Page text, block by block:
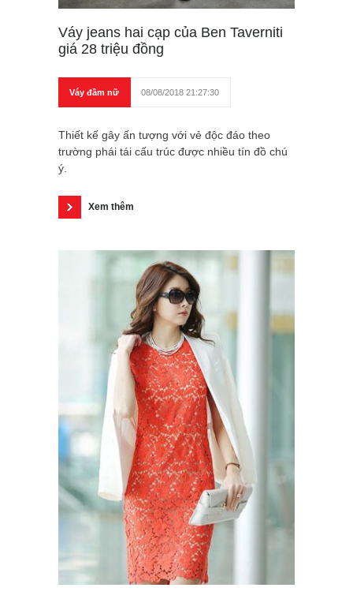
Váy jeans hai cạp của Ben Taverniti
giá 28 triệu đồng
Váy đầm nữ 08/08/2018 21:27:30
Thiết kế gây ấn tượng với vẻ độc đáo theo
trường phái tái cấu trúc được nhiều tín đồ chú
ý.
Xem thêm